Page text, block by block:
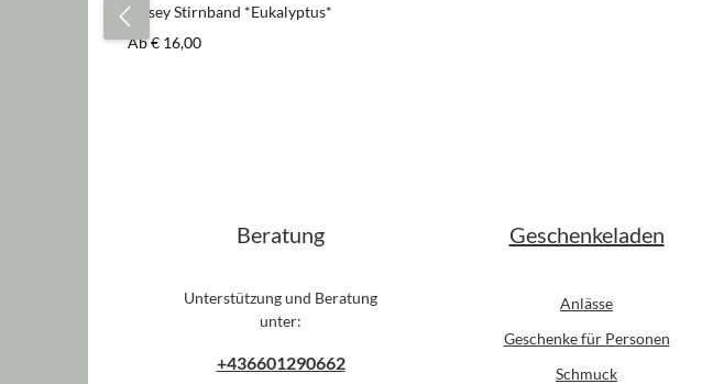
Jersey Stirnband *Eukalyptus*
Regulärer Preis:
Ab€ 16,00
Beratung
Unterstützung und Beratung
unter:
+436601290662
Geschenkeladen
Anlässe
Geschenke für Personen
Schmuck